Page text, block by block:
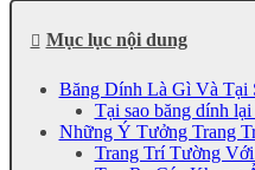
Mục lục nội dung
Băng Dính Là Gì Và Tại
Tại sao băng dính
Những Ý Tưởng Trang
Trang Trí Tường